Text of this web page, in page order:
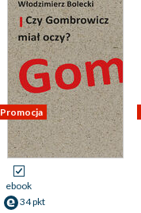
Promocja
ebook
34 pkt